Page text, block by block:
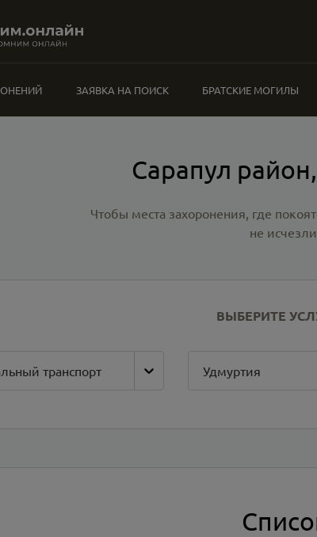
ЗАЯВКА НА ПОИСК БРАТСКИЕ МОГИЛЫ
Сарапул
Чтобы места захоронения, где
не
ВЫБЕРИТЕ
транспорт Удмуртия